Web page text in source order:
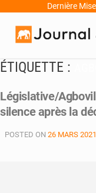
Dernière
ÉTIQUETTE :
Législative/
silence après la
POSTED ON 26 MARS 2021